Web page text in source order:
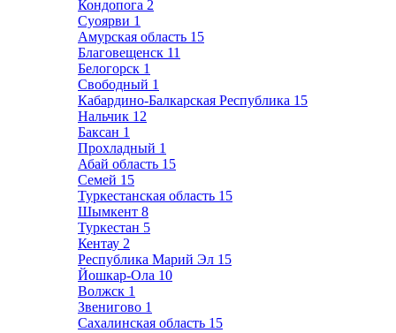
Кондопога 2
Суоярви 1
Амурская область 15
Благовещенск 11
Белогорск 1
Свободный 1
Кабардино-Балкарская Республика 15
Нальчик 12
Баксан 1
Прохладный 1
Абай область 15
Семей 15
Туркестанская область 15
Шымкент 8
Туркестан 5
Кентау 2
Республика Марий Эл 15
Йошкар-Ола 10
Волжск 1
Звенигово 1
Сахалинская область 15